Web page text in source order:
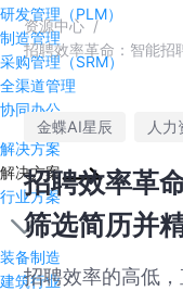
研发管理（PLM）
制造管理
采购管理（SRM）
全渠道管理
协同办公
解决方案
解决方案
行业方案
装备制造
建筑行业
资源中心 /
招聘效率革命：智能招
金蝶AI星辰 人力
招聘效率革
筛选简历并
招聘效率的高低